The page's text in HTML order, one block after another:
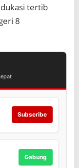
tertib
8
Subscribe
Gabung